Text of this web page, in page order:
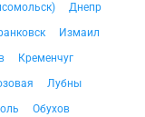
Днепр
Измаил
Кременчуг
Лубны
Обухов